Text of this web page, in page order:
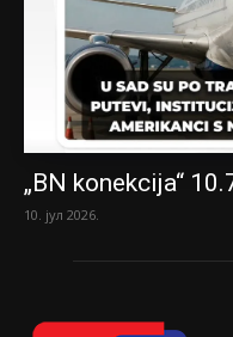
„BN konekcija“
10. јул 2026.